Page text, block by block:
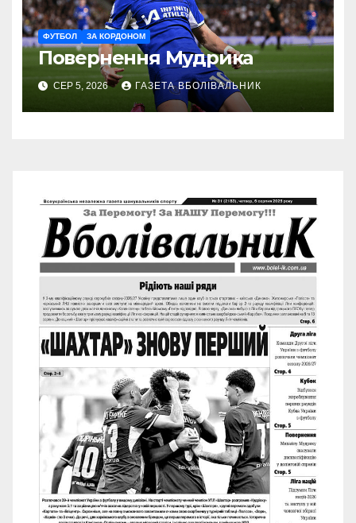
ФУТБОЛ ЗА КОРДОНОМ
Повернення Мудрика
СЕР 5, 2026 ГАЗЕТА ВБОЛІВАЛЬНИК